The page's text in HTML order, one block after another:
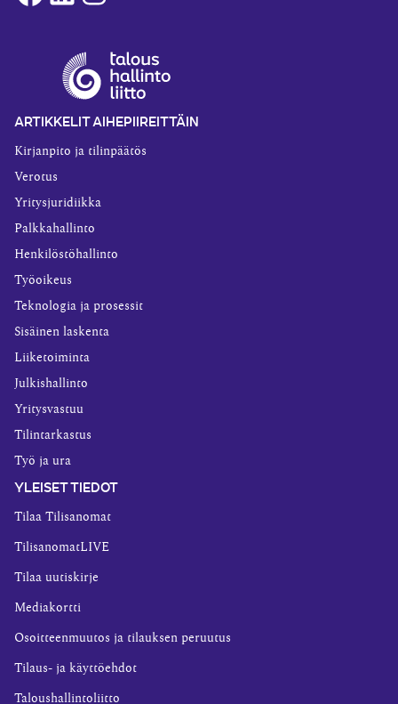
ARTIKKELIT AIHEPIIREITTÄIN
Kirjanpito ja tilinpäätös
Verotus
Yritysjuridiikka
Palkkahallinto
Henkilöstöhallinto
Työoikeus
Teknologia ja prosessit
Sisäinen laskenta
Liiketoiminta
Julkishallinto
Yritysvastuu
Tilintarkastus
Työ ja ura
YLEISET TIEDOT
Tilaa Tilisanomat
TilisanomatLIVE
Tilaa uutiskirje
Mediakortti
Osoitteenmuutos ja tilauksen peruutus
Tilaus- ja käyttöehdot
Taloushallintoliitto